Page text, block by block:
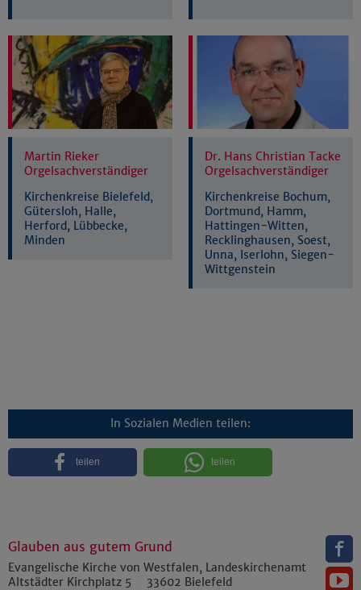
Martin Rieker
Orgelsachverständiger
Kirchenkreise Bielefeld,
Gütersloh, Halle,
Herford, Lübbecke,
Minden
Dr. Hans Christian Tacke
Orgelsachverständiger
Kirchenkreise Bochum,
Dortmund, Hamm,
Hattingen-Witten,
Recklinghausen, Soest,
Unna, Iserlohn, Siegen-
Wittgenstein
In Sozialen Medien teilen:
teilen teilen
Glauben aus gutem Grund
Evangelische Kirche von Westfalen, Landeskirchenamt
Altstädter Kirchplatz 5
33602 Bielefeld